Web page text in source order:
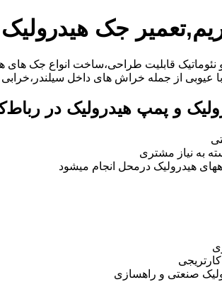
جک
نئوماتیک قابلیت طراحی،ساخت انواع جک های
از جمله خراش های داخل سیلندر،خرابی راد،تعویض و
و پمپ هیدرولیک در
به نیاز مشتری
هیدرولیک درمحل انجام میشود
صنعتی و راهسازی